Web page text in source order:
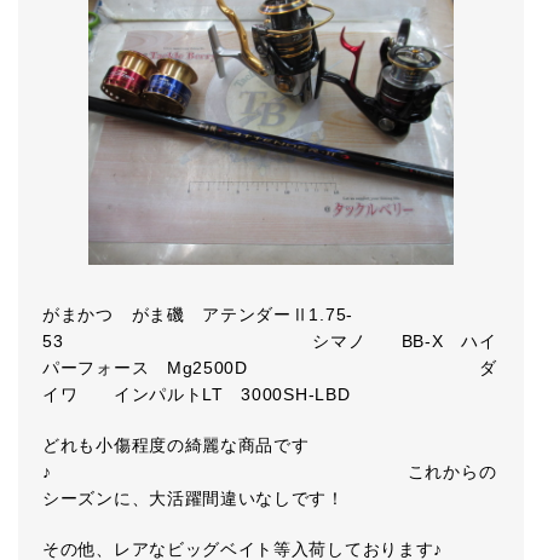
がまかつ がま磯 アテンダーⅡ1.75-
53 シマノ BB-X ハイ
パーフォース Mg2500D ダ
イワ インパルトLT 3000SH-LBD
どれも小傷程度の綺麗な商品です
♪ これからの
シーズンに、大活躍間違いなしです！
その他、レアなビッグベイト等入荷しております♪